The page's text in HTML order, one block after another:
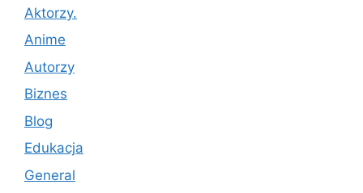
Aktorzy.
Anime
Autorzy
Biznes
Blog
Edukacja
General